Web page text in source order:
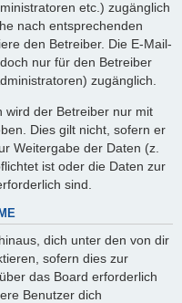
etc.) zugänglich
nach entsprechenden
den Betreiber. Die E-Mail-
nur für den Betreiber
zugänglich.
wird der Betreiber nur mit
Dies gilt nicht, sofern er
Weitergabe der Daten (z.
ist oder die Daten zur
sind.
dich unter den von dir
sofern dies zur
das Board erforderlich
Benutzer dich